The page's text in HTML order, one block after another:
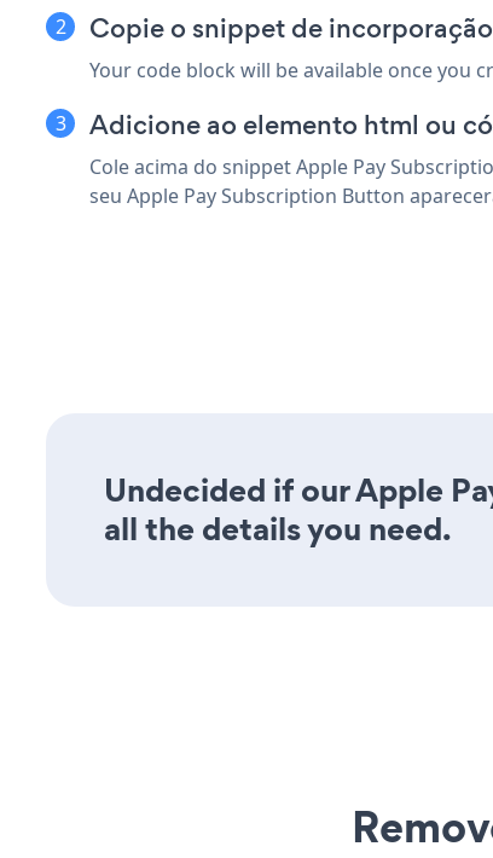
Copie o snippet de
Your code block will be available once you
Adicione ao elemento html ou
Cole acima do snippet Apple Pay
seu Apple Pay Subscription Button
Undecided if our Apple
all the details you need.